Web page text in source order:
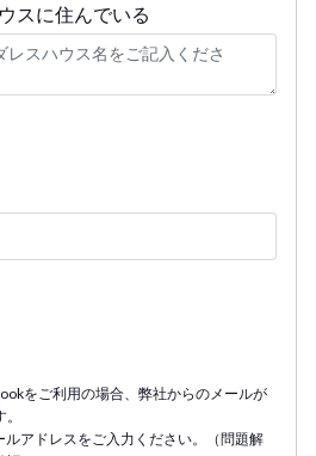
スに住んでいる
をご利用の場合、弊社からのメールが
ルアドレスをご入力ください。（問題解